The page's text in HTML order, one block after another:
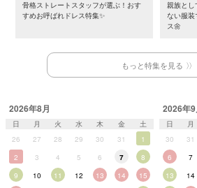
骨格ストレートスタッフが選ぶ！おす
すめお呼ばれドレス特集✨
親族とし
ない服装
ス🌼
もっと特集を見る
2026年8月
日 月 火 水 木 金
土
26
27 28 29 30 31
1
2
3 4 5 6 7
8
9
10 11 12 13 14
15
2026年9
日 月
30
31
6
7
13
14